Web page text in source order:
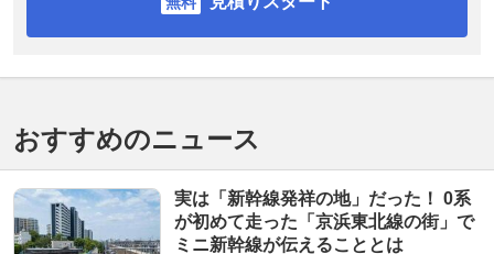
おすすめのニュース
実は「新幹線発祥の地」だった！ 0系
が初めて走った「京浜東北線の街」で
ミニ新幹線が伝えることとは